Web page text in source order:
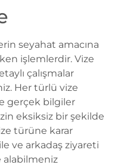
seyahat amacına
işlemlerdir. Vize
çalışmalar
Her türlü vize
gerçek bilgiler
eksiksiz bir şekilde
türüne karar
ve arkadaş ziyareti
alabilmeniz